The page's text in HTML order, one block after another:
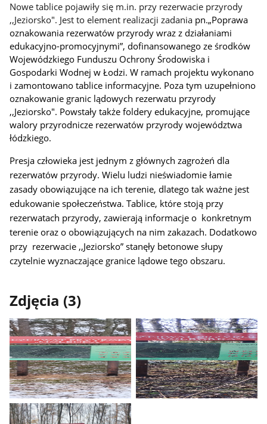
Nowe tablice pojawiły się m.in. przy rezerwacie przyrody
,,Jeziorsko". Jest to element realizacji zadania pn.„Poprawa
oznakowania rezerwatów przyrody wraz z działaniami
edukacyjno-promocyjnymi”, dofinansowanego ze środków
Wojewódzkiego Funduszu Ochrony Środowiska i
Gospodarki Wodnej w Łodzi. W ramach projektu wykonano
i zamontowano tablice informacyjne. Poza tym uzupełniono
oznakowanie granic lądowych rezerwatu przyrody
,,Jeziorsko". Powstały także foldery edukacyjne, promujące
walory przyrodnicze rezerwatów przyrody województwa
łódzkiego.
Presja człowieka jest jednym z głównych zagrożeń dla
rezerwatów przyrody. Wielu ludzi nieświadomie łamie
zasady obowiązujące na ich terenie, dlatego tak ważne jest
edukowanie społeczeństwa. Tablice, które stoją przy
rezerwatach przyrody, zawierają informacje o konkretnym
terenie oraz o obowiązujących na nim zakazach. Dodatkowo
przy rezerwacie ,,Jeziorsko” stanęły betonowe słupy
czytelnie wyznaczające granice lądowe tego obszaru.
Zdjęcia (3)
Pokaż
zdjęcie